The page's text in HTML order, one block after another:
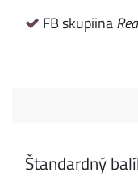
FB skupiina
Štandardný